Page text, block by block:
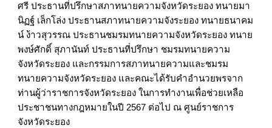
ศรี ประธานที่ปรึกษาสภาทนายความจังหวัดระยอง ทนายมา
นิฏฐ์ เล็กโล่ง ประธานสภาทนายความจังระยอง ทนายธนาคม
น์ ง้าวสุวรรณ ประธานชมรมทนายความจังหวัดระยอง ทนาย
พงษ์ศักดิ์ สุภานันท์ ประธานที่ปรึกษา ชมรมทนายความ
จังหวัดระยอง และกรรมการสภาทนายความและชมรม
ทนายความจังหวัดระยอง และคณะได้รับคำอำนวยพรจาก
ท่านผู้ว่าราชการจังหวัดระยอง ในการทำงานเพื่อช่วยเหลือ
ประชาชนทางกฎหมายในปี 2567 ต่อไป ณ ศูนย์ราชการ
จังหวัดระยอง